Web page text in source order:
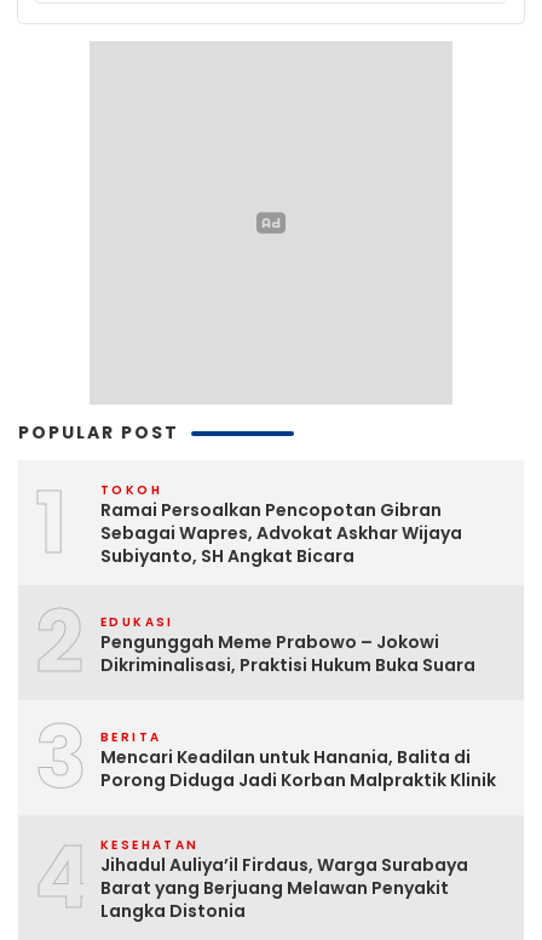
POPULAR POST
1 TOKOH
Ramai Persoalkan Pencopotan Gibran
Sebagai Wapres, Advokat Askhar Wijaya
Subiyanto, SH Angkat Bicara
2 EDUKASI
Pengunggah Meme Prabowo – Jokowi
Dikriminalisasi, Praktisi Hukum Buka Suara
3 BERITA
Mencari Keadilan untuk Hanania, Balita di
Porong Diduga Jadi Korban Malpraktik Klinik
4 KESEHATAN
Jihadul Auliya’il Firdaus, Warga Surabaya
Barat yang Berjuang Melawan Penyakit
Langka Distonia